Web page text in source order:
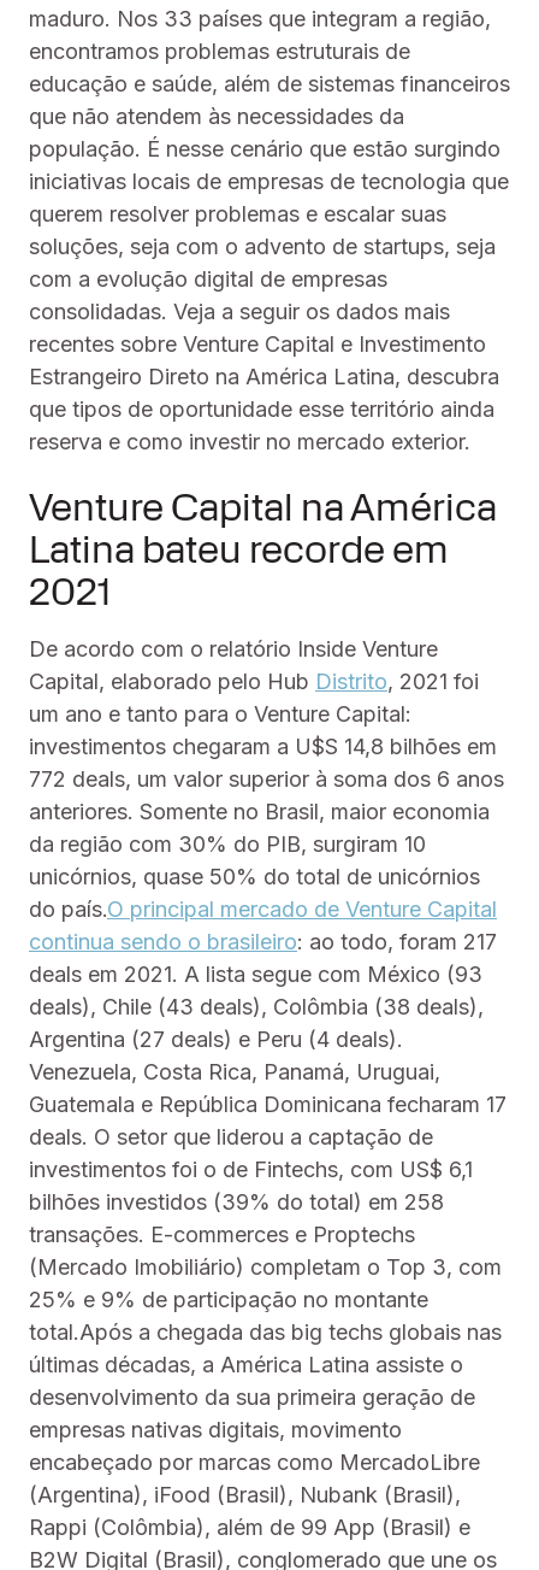
maduro. Nos 33 países que integram a região,
encontramos problemas estruturais de
educação e saúde, além de sistemas financeiros
que não atendem às necessidades da
população. É nesse cenário que estão surgindo
iniciativas locais de empresas de tecnologia que
querem resolver problemas e escalar suas
soluções, seja com o advento de startups, seja
com a evolução digital de empresas
consolidadas. Veja a seguir os dados mais
recentes sobre Venture Capital e Investimento
Estrangeiro Direto na América Latina, descubra
que tipos de oportunidade esse território ainda
reserva e como investir no mercado exterior.
Venture Capital na América
Latina bateu recorde em
2021
De acordo com o relatório Inside Venture
Capital, elaborado pelo Hub Distrito, 2021 foi
um ano e tanto para o Venture Capital:
investimentos chegaram a U$S 14,8 bilhões em
772 deals, um valor superior à soma dos 6 anos
anteriores. Somente no Brasil, maior economia
da região com 30% do PIB, surgiram 10
unicórnios, quase 50% do total de unicórnios
do país.O principal mercado de Venture Capital
continua sendo o brasileiro: ao todo, foram 217
deals em 2021. A lista segue com México (93
deals), Chile (43 deals), Colômbia (38 deals),
Argentina (27 deals) e Peru (4 deals).
Venezuela, Costa Rica, Panamá, Uruguai,
Guatemala e República Dominicana fecharam 17
deals. O setor que liderou a captação de
investimentos foi o de Fintechs, com US$ 6,1
bilhões investidos (39% do total) em 258
transações. E-commerces e Proptechs
(Mercado Imobiliário) completam o Top 3, com
25% e 9% de participação no montante
total.Após a chegada das big techs globais nas
últimas décadas, a América Latina assiste o
desenvolvimento da sua primeira geração de
empresas nativas digitais, movimento
encabeçado por marcas como MercadoLibre
(Argentina), iFood (Brasil), Nubank (Brasil),
Rappi (Colômbia), além de 99 App (Brasil) e
B2W Digital (Brasil), conglomerado que une os